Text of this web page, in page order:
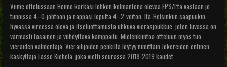
Viime ottelussaan Heimo karkasi lohkon kolmantena olevaa EPS/I:tä vastaan jo
tunnissa 4–0-johtoon ja nappasi lopulta 4–2-voiton. Itä-Helsinkiin saapuukin
hyvässä vireessä oleva ja itseluottamusta uhkuva vierasjoukkue, joten luvassa on
varmasti tasainen ja viihdyttävä kamppailu. Mielenkiintoa otteluun myös tuo
vieraiden valmentaja. Vierailijoiden penkiltä löytyy nimittäin Jokereiden entinen
käskyttäjä Lasse Kiehelä, joka vietti seurassa 2018-2019 kaudet.